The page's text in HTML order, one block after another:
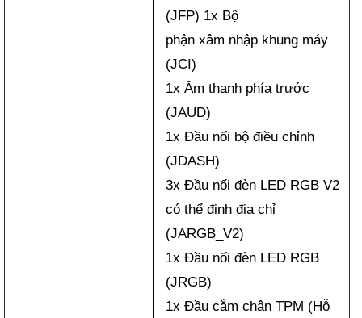
(JFP) 1x Bộ
phận xâm nhập khung máy
(JCI)
1x Âm thanh phía trước
(JAUD)
1x Đầu nối bộ điều chỉnh
(JDASH)
3x Đầu nối đèn LED RGB V2
có thể định địa chỉ
(JARGB_V2)
1x Đầu nối đèn LED RGB
(JRGB)
1x Đầu cắm chân TPM (Hỗ